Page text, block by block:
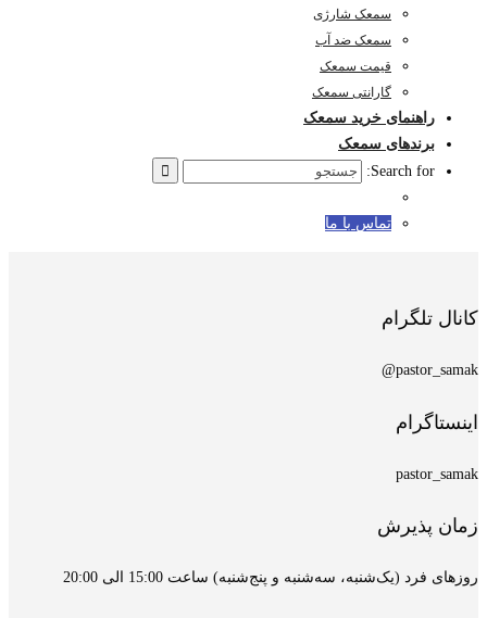
سمعک شارژی
سمعک ضد آب
قیمت سمعک
گارانتی سمعک
راهنمای خرید سمعک
برندهای سمعک
Search for:
تماس با ما
کانال تلگرام
pastor_samak@
اینستاگرام
pastor_samak
زمان پذیرش
روزهای فرد (یک‌شنبه، سه‌شنبه و پنج‌شنبه) ساعت 15:00 الی 20:00